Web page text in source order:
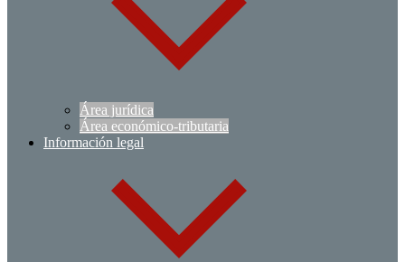
Área jurídica
Área económico-tributaria
Información legal